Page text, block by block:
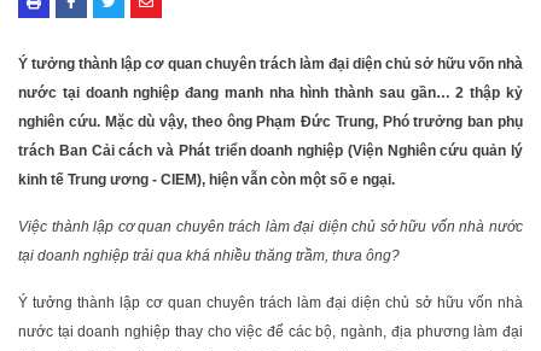
Ý tưởng thành lập cơ quan chuyên trách làm đại diện chủ sở hữu vốn nhà
nước tại doanh nghiệp đang manh nha hình thành sau gần… 2 thập kỷ
nghiên cứu. Mặc dù vậy, theo ông Phạm Đức Trung, Phó trưởng ban phụ
trách Ban Cải cách và Phát triển doanh nghiệp (Viện Nghiên cứu quản lý
kinh tế Trung ương - CIEM), hiện vẫn còn một số e ngại.
Việc thành lập cơ quan chuyên trách làm đại diện chủ sở hữu vốn nhà nước
tại doanh nghiệp trải qua khá nhiều thăng trầm, thưa ông?
Ý tưởng thành lập cơ quan chuyên trách làm đại diện chủ sở hữu vốn nhà
nước tại doanh nghiệp thay cho việc để các bộ, ngành, địa phương làm đại